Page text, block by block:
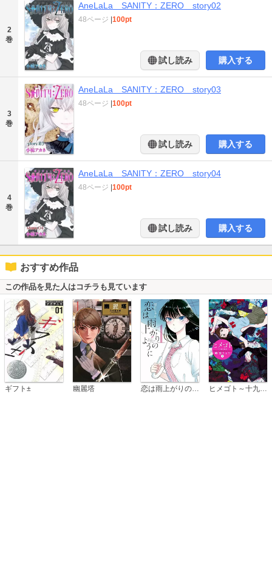
2
巻
AneLaLa SANITY：ZERO story02
48ページ 100pt
試し読み 購入する
3
巻
AneLaLa SANITY：ZERO story03
48ページ 100pt
試し読み 購入する
4
巻
AneLaLa SANITY：ZERO story04
48ページ 100pt
試し読み 購入する
おすすめ作品
この作品を見た人はコチラも見ています
ギフト± 幽麗塔 恋は雨上がりのように ヒメゴト～十九歳の制服～